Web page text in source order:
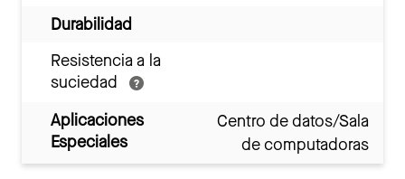
Durabilidad
Resistencia a la
suciedad
Aplicaciones
Especiales
Centro de datos/Sala
de computadoras